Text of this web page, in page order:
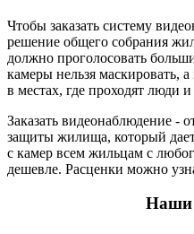
Чтобы заказать систему
решение общего собрания
должно проголосовать
камеры нельзя маскировать,
в местах, где проходят люди
Заказать видеонаблюдение -
защиты жилища, который
с камер всем жильцам с
дешевле. Расценки можно
Наши